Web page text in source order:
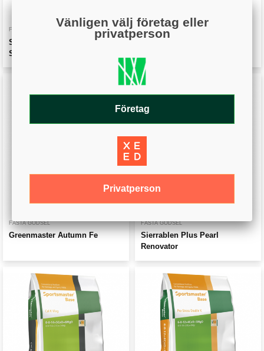
FASTA GÖDSEL
Sierraform GT Spring &
Summer CalMag
FASTA GÖDSEL
Visa
FASTA GÖDSEL
Greenmaster Autumn Fe
FASTA GÖDSEL
Sierrablen Plus Pearl
Renovator
Vänligen välj företag eller
privatperson
Företag
Privatperson